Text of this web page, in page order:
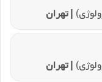
| تهران
| تهران